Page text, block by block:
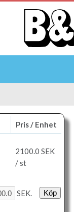
Pris / Enhet
2100.0 SEK
/ st
SEK.